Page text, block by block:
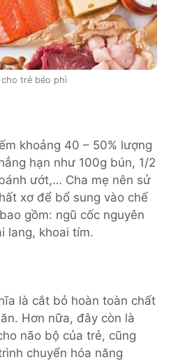
trẻ béo phì
khoảng 40 – 50% lượng
hạn như 100g bún, 1/2
ướt,… Cha mẹ nên sử
xơ để bổ sung vào chế
gồm: ngũ cốc nguyên
lang, khoai tím.
là cắt bỏ hoàn toàn chất
Hơn nữa, đây còn là
não bộ của trẻ, cũng
chuyển hóa năng